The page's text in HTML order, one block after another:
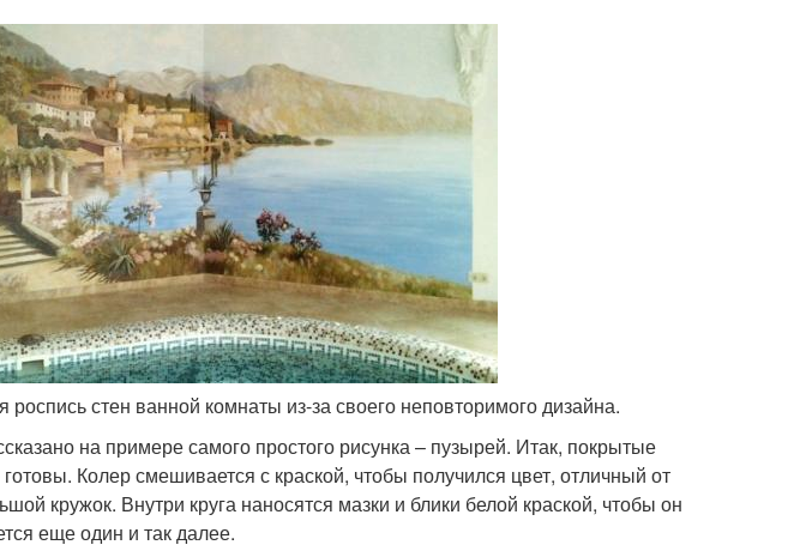
стен ванной комнаты из-за своего неповторимого дизайна.
на примере самого простого рисунка – пузырей. Итак, покрытые
Колер смешивается с краской, чтобы получился цвет, отличный от
кружок. Внутри круга наносятся мазки и блики белой краской, чтобы он
еще один и так далее.